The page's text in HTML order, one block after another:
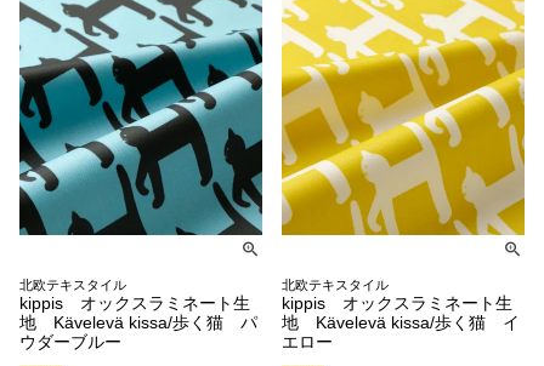
北欧テキスタイル
kippis オックスラミネート生
地 Kävelevä kissa/歩く猫 パ
ウダーブルー
北欧テキスタイル
kippis オックスラミネート生
地 Kävelevä kissa/歩く猫 イ
エロー